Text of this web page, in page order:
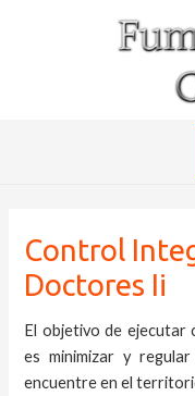
Control
Doctores Ii
El objetivo de ejecutar
es minimizar y
encuentre en el